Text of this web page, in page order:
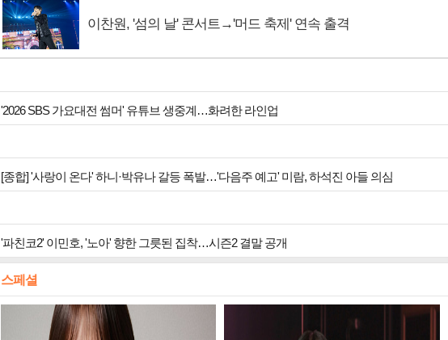
이찬원, '섬의 날' 콘서트→'머드 축제' 연속 출격
'2026 SBS 가요대전 썸머' 유튜브 생중계…화려한 라인업
[종합] '사랑이 온다' 하니·박유나 갈등 폭발…'다음주 예고' 미람, 하석진 아들 의심
'파친코2' 이민호, '노아' 향한 그릇된 집착…시즌2 결말 공개
스페셜